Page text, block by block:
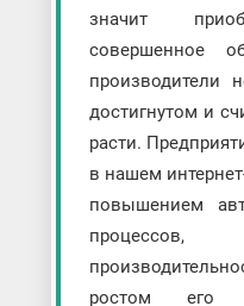
значит
совершенное
производители
достигнутом и
расти.
в нашем
повышением
ростом его